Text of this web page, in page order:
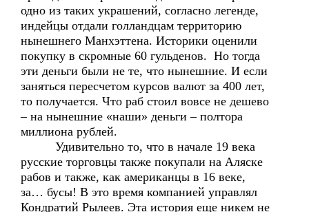
одно из таких украшений, согласно легенде,
индейцы отдали голландцам территорию
нынешнего Манхэттена. Историки оценили
покупку в скромные 60 гульденов. Но тогда
эти деньги были не те, что нынешние. И если
заняться пересчетом курсов валют за 400 лет,
то получается. Что раб стоил вовсе не дешево
– на нынешние «наши» деньги – полтора
миллиона рублей.
Удивительно то, что в начале 19 века
русские торговцы также покупали на Аляске
рабов и также, как американцы в 16 веке,
за… бусы! В это время компанией управлял
Кондратий Рылеев. Эта история еще никем не